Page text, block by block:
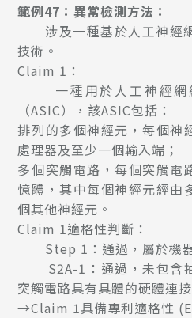
範例47：異常檢測方法：
涉及一種基於人工神經
技術。
Claim 1：
一種用於人工神經網
（ASIC），該ASIC包括：
排列的多個神經元，每個神
處理器及至少一個輸入端；
多個突觸電路，每個突觸電
憶體，其中每個神經元經由
個其他神經元。
Claim 1適格性判斷：
Step 1：通過，屬於機
S2A-1：通過，未包含
突觸電路具有具體的硬體連
→Claim 1具備專利適格性